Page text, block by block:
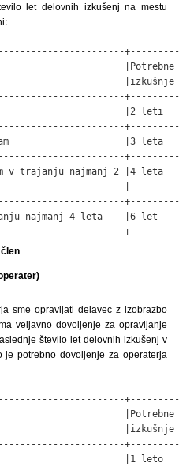
let delovnih izkušenj na mestu
|2
|3
v trajanju najmanj 2 |4
|
najmanj 4 leta    |6
sme opravljati delavec z izobrazbo
veljavno dovoljenje za opravljanje
število let delovnih izkušenj v
je potrebno dovoljenje za operaterja
|1